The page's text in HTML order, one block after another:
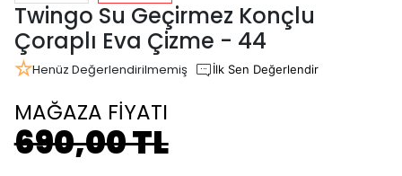
Twingo Su Geçirmez Konçlu
Çoraplı Eva Çizme - 44
Henüz Değerlendirilmemiş İlk Sen Değerlendir
MAĞAZA FİYATI
690,00 TL